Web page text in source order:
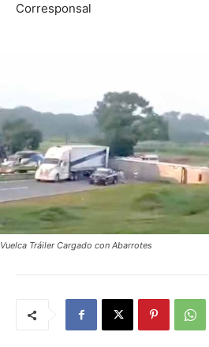
Corresponsal
Vuelca Tráiler Cargado con Abarrotes